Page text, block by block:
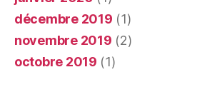
décembre 2019 (1)
novembre 2019 (2)
octobre 2019 (1)